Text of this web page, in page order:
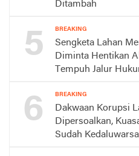
Ditambah
5 BREAKING
Sengketa Lahan
Diminta Hentikan
Tempuh Jalur
6 BREAKING
Dakwaan Korupsi
Dipersoalkan,
Sudah Kedaluwarsa